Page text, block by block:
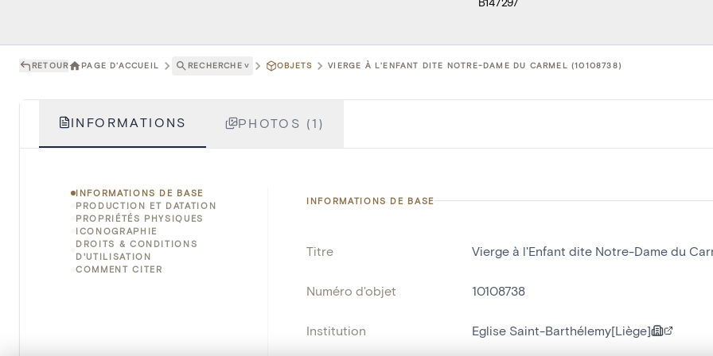
RETOUR PAGE D'ACCUEIL RECHERCHE ˅ OBJETS VIERGE À L'ENFANT DITE NOTRE-DAME DU CARMEL (10108738)
INFORMATIONS PHOTOS (1)
INFORMATIONS DE BASE
PRODUCTION ET DATATION
PROPRIÉTÉS PHYSIQUES
ICONOGRAPHIE
DROITS & CONDITIONS
D'UTILISATION
COMMENT CITER
INFORMATIONS DE BASE
Titre Vierge à l'Enfant dite Notre-Dame du
Numéro d'objet 10108738
Institution Eglise Saint-Barthélemy[Liège]